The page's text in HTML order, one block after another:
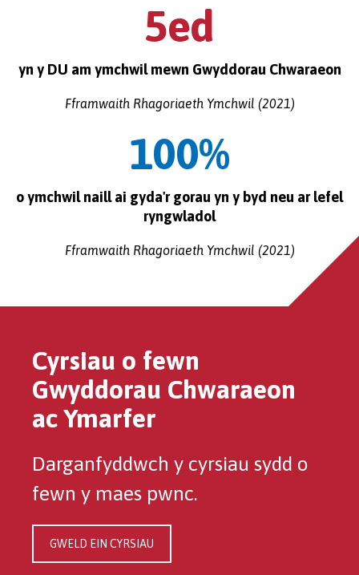
5ed
yn y DU am ymchwil mewn Gwyddorau Chwaraeon
Fframwaith Rhagoriaeth Ymchwil (2021)
100%
o ymchwil naill ai gyda'r gorau yn y byd neu ar lefel
ryngwladol
Fframwaith Rhagoriaeth Ymchwil (2021)
Cyrsiau o fewn
Gwyddorau Chwaraeon
ac Ymarfer
Darganfyddwch y cyrsiau sydd o
fewn y maes pwnc.
GWELD EIN CYRSIAU